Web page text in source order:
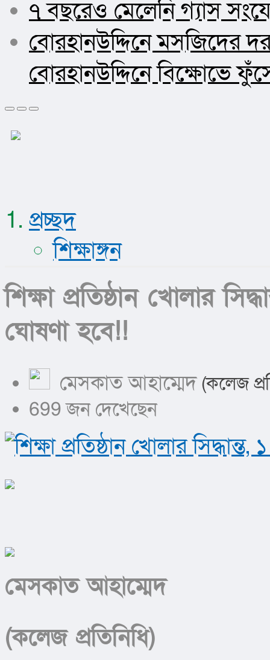
৭ বছরেও মেলেনি গ্যাস
বোরহানউদ্দিনে মসজিদের
বোরহানউদ্দিনে বিক্ষোভে
প্রচ্ছদ
শিক্ষাঙ্গন
শিক্ষা প্রতিষ্ঠান খোলার
ঘোষণা হবে!!
মেসকাত আহাম্মেদ (কলেজ
699 জন দেখেছেন
মেসকাত আহাম্মেদ
(কলেজ প্রতিনিধি)